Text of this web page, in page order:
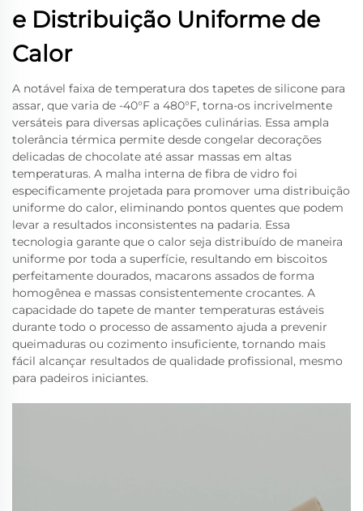
e Distribuição Uniforme de
Calor
A notável faixa de temperatura dos tapetes de silicone para
assar, que varia de -40°F a 480°F, torna-os incrivelmente
versáteis para diversas aplicações culinárias. Essa ampla
tolerância térmica permite desde congelar decorações
delicadas de chocolate até assar massas em altas
temperaturas. A malha interna de fibra de vidro foi
especificamente projetada para promover uma distribuição
uniforme do calor, eliminando pontos quentes que podem
levar a resultados inconsistentes na padaria. Essa
tecnologia garante que o calor seja distribuído de maneira
uniforme por toda a superfície, resultando em biscoitos
perfeitamente dourados, macarons assados de forma
homogênea e massas consistentemente crocantes. A
capacidade do tapete de manter temperaturas estáveis
durante todo o processo de assamento ajuda a prevenir
queimaduras ou cozimento insuficiente, tornando mais
fácil alcançar resultados de qualidade profissional, mesmo
para padeiros iniciantes.